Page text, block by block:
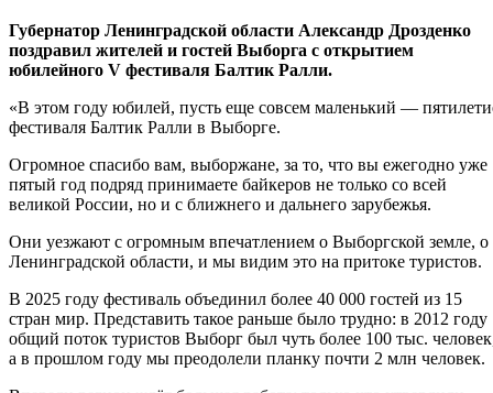
Губернатор Ленинградской области Александр Дрозденко
поздравил жителей и гостей Выборга с открытием
юбилейного V фестиваля Балтик Ралли.
«В этом году юбилей, пусть еще совсем маленький —
фестиваля Балтик Ралли в Выборге.
Огромное спасибо вам, выборжане, за то, что вы ежегодно уже
пятый год подряд принимаете байкеров не только со всей
великой России, но и с ближнего и дальнего зарубежья.
Они уезжают с огромным впечатлением о Выборгской земле, о
Ленинградской области, и мы видим это на притоке туристов.
В 2025 году фестиваль объединил более 40 000 гостей из 15
стран мир. Представить такое раньше было трудно: в 2012 году
общий поток туристов Выборг был чуть более 100 тыс.
а в прошлом году мы преодолели планку почти 2 млн человек.